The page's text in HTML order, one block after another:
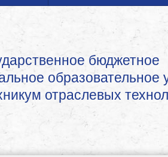
бюджетное
образовательное
отраслевых